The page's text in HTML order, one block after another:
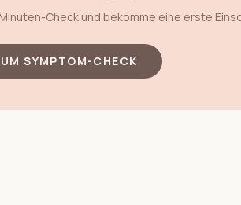
Check und bekomme eine erste
SYMPTOM-CHECK